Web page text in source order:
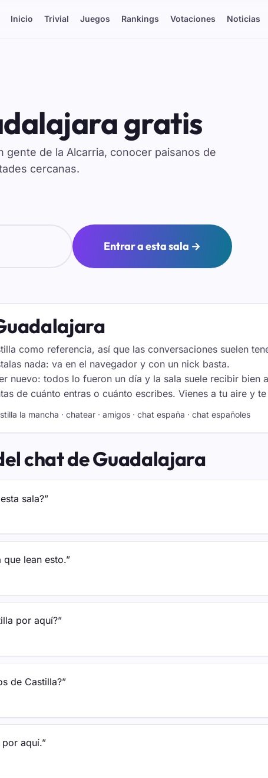
Inicio Trivial Juegos Rankings Votaciones Noticias
gratis
gente de la Alcarria, conocer paisanos de
cercanas.
Entrar a esta sala →
como referencia, así que las conversaciones suelen
nada: va en el navegador y con un nick basta.
nuevo: todos lo fueron un día y la sala suele recibir bien
de cuánto entras o cuánto escribes. Vienes a tu aire y
la mancha · chatear · amigos · chat españa · chat españoles
chat de Guadalajara
sala?”
lean esto.”
por aquí?”
de Castilla?”
aquí.”